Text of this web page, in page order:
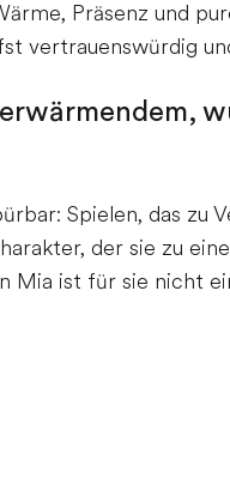
Präsenz und
vertrauenswürdig
Spielen, das zu
der sie zu
ist für sie nicht